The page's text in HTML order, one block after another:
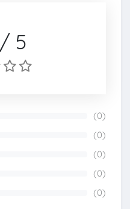
/ 5
(0)
(0)
(0)
(0)
(0)